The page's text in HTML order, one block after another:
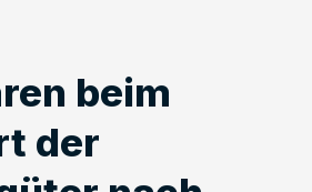
beim
der